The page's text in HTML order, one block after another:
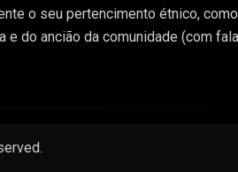
o seu pertencimento étnico,
do ancião da comunidade (com
em uma perspectiva de